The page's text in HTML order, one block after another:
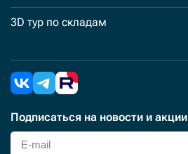
3D тур по складам
Подписаться на новости и акции